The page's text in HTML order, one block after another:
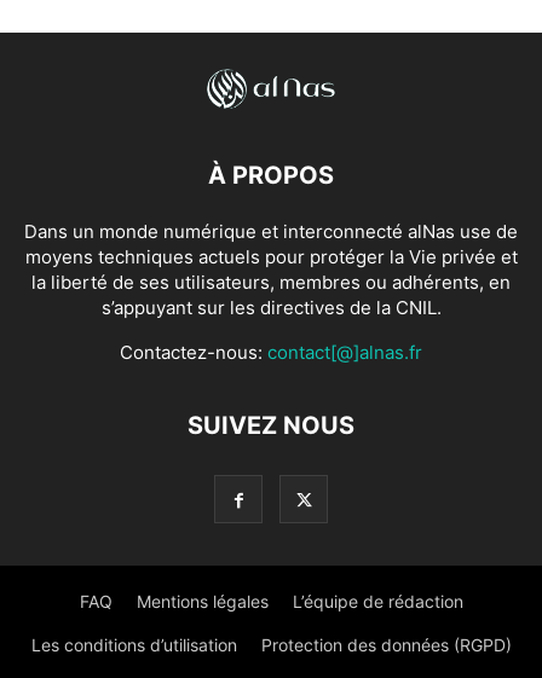
À PROPOS
Dans un monde numérique et interconnecté alNas use de
moyens techniques actuels pour protéger la Vie privée et
la liberté de ses utilisateurs, membres ou adhérents, en
s’appuyant sur les directives de la CNIL.
Contactez-nous: contact[@]alnas.fr
SUIVEZ NOUS
FAQ Mentions légales L’équipe de rédaction
Les conditions d’utilisation Protection des données (RGPD)